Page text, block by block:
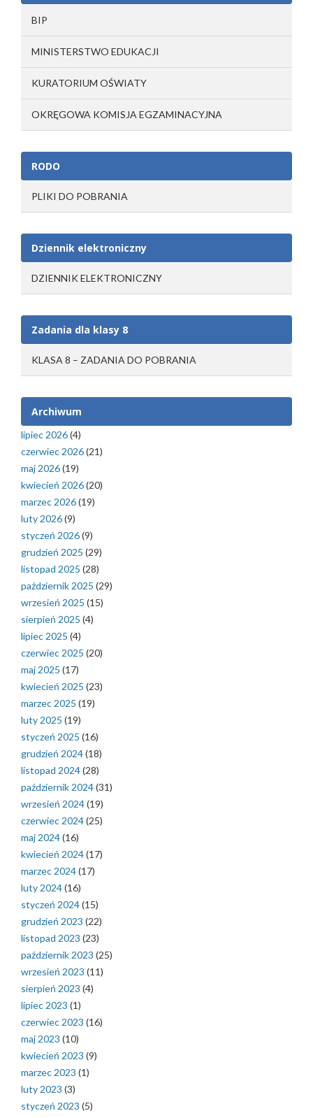
BIP
MINISTERSTWO EDUKACJI
KURATORIUM OŚWIATY
OKRĘGOWA KOMISJA EGZAMINACYJNA
RODO
PLIKI DO POBRANIA
Dziennik elektroniczny
DZIENNIK ELEKTRONICZNY
Zadania dla klasy 8
KLASA 8 – ZADANIA DO POBRANIA
Archiwum
lipiec 2026(4)
czerwiec 2026(21)
maj 2026(19)
kwiecień 2026(20)
marzec 2026(19)
luty 2026(9)
styczeń 2026(9)
grudzień 2025 (29)
listopad 2025 (28)
październik 2025 (29)
wrzesień 2025 (15)
sierpień 2025 (4)
lipiec 2025 (4)
czerwiec 2025 (20)
maj 2025 (17)
kwiecień 2025 (23)
marzec 2025 (19)
luty 2025 (19)
styczeń 2025 (16)
grudzień 2024(18)
listopad 2024(28)
październik 2024(31)
wrzesień 2024(19)
czerwiec 2024(25)
maj 2024(16)
kwiecień 2024(17)
marzec 2024(17)
luty 2024(16)
styczeń 2024(15)
grudzień 2023 (22)
listopad 2023 (23)
październik 2023 (25)
wrzesień 2023 (11)
sierpień 2023 (4)
lipiec 2023 (1)
czerwiec 2023 (16)
maj 2023 (10)
kwiecień 2023 (9)
marzec 2023 (1)
luty 2023 (3)
styczeń 2023 (5)